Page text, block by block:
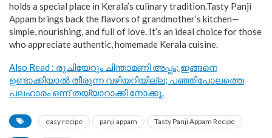
holds a special place in Kerala’s culinary tradition.Tasty Panji
Appam brings back the flavors of grandmother’s kitchen—
simple, nourishing, and full of love. It’s an ideal choice for those
who appreciate authentic, homemade Kerala cuisine.
Also Read : രുചിയേറും ചിന്താമണി അപ്പം; ഇങ്ങനെ
ഉണ്ടാക്കിയാൽ തീരുന്ന വഴിയറിയില്ല; പഞ്ഞിപോലത്തെ
പലഹാരം ഒന്ന് തയ്യാറാക്കി നോക്കൂ.
easy recipe panji appam Tasty Panji Appam Recipe